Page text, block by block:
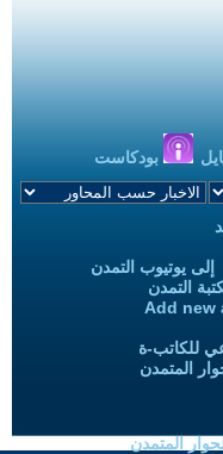
بودكاست
يوتيوب التمدن
التمدن
Add new
للكاتب-ة
المتمدن
المتمدن